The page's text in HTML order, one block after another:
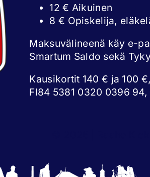
12 € Aikuinen
8 € Opiskelija,
Maksuvälineenä käy e-
Smartum Saldo sekä
Kausikortit 140 € ja 100
FI84 5381 0320 0396